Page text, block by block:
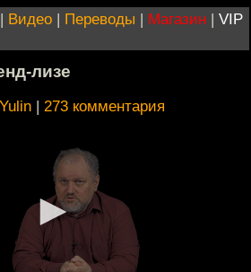
| Видео | Переводы | Магазин | VIP
лизе
| 273 комментария